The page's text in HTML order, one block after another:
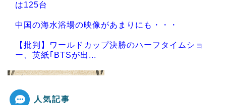
は125台
中国の海水浴場の映像があまりにも・・・
【批判】ワールドカップ決勝のハーフタイムショ
ー、英紙｢BTSが出...
人気記事